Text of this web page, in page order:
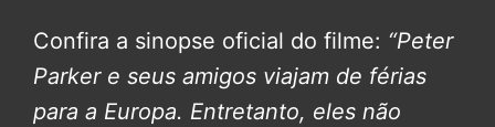
Confira a sinopse oficial do filme: “Peter
Parker e seus amigos viajam de férias
para a Europa. Entretanto, eles não